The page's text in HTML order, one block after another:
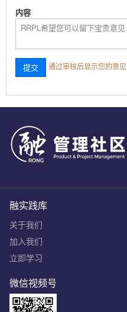
内容
通过审核后显示您的意见
融实践库
关于我们
加入我们
立即学习
微信视频号